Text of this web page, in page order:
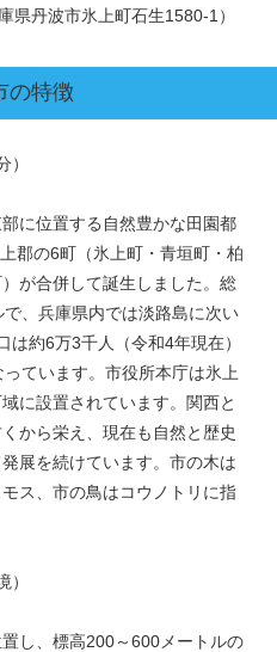
県丹波市氷上町石生1580-1）
の特徴
）
に位置する自然豊かな田園都
郡の6町（氷上町・青垣町・柏
が合併して誕生しました。総
、兵庫県内では淡路島に次い
約6万3千人（令和4年現在）
ています。市役所本庁は氷上
に設置されています。関西と
から栄え、現在も自然と歴史
展を続けています。市の木は
ス、市の鳥はコウノトリに指
）
し、標高200～600メートルの